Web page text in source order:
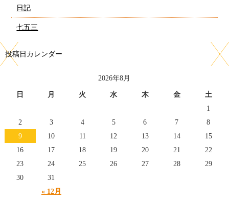
日記
七五三
投稿日カレンダー
2026年8月
日 月 火 水 木 金 土
« 12月
1
2
3 4 5 6 7
8
9
10 11 12 13 14
15
16
17 18 19 20 21
22
23
24 25 26 27 28
29
30
31